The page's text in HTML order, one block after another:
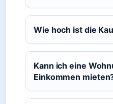
Wie hoch ist die
Kann ich eine
Einkommen